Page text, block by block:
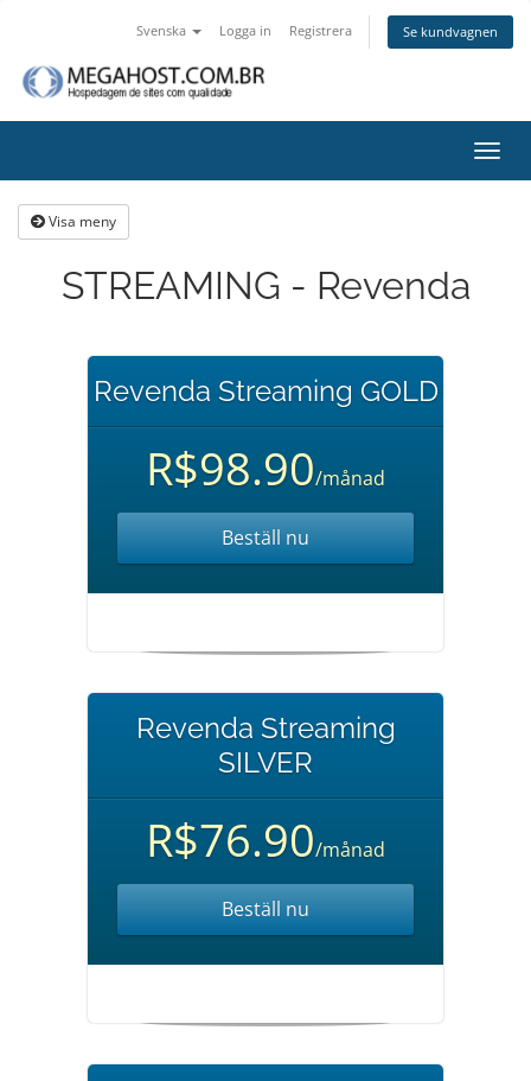
Svenska Logga in Registrera Se kundvagnen
Växla
Visa meny
STREAMING - Revenda
Revenda Streaming GOLD
R$98.90/månad
Beställ nu
Revenda Streaming
SILVER
R$76.90/månad
Beställ nu